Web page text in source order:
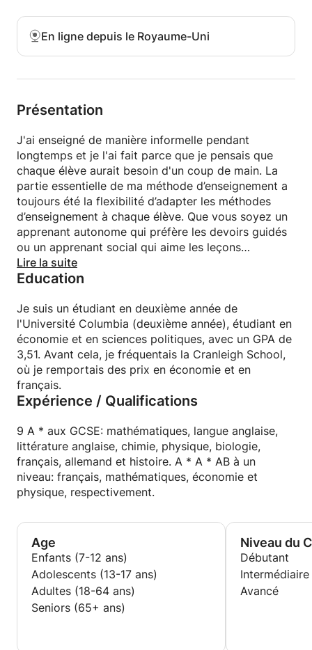
En ligne depuis le Royaume-Uni
Présentation
J'ai enseigné de manière informelle pendant
longtemps et je l'ai fait parce que je pensais que
chaque élève aurait besoin d'un coup de main. La
partie essentielle de ma méthode d’enseignement a
toujours été la flexibilité d’adapter les méthodes
d’enseignement à chaque élève. Que vous soyez un
apprenant autonome qui préfère les devoirs guidés
ou un apprenant social qui aime les leçons
interactives, je pourrai vous aider. Un séjour sans
faille
Lire la suite
Education
Je suis un étudiant en deuxième année de
l'Université Columbia (deuxième année), étudiant en
économie et en sciences politiques, avec un GPA de
3,51. Avant cela, je fréquentais la Cranleigh School,
où je remportais des prix en économie et en
français.
Expérience / Qualifications
9 A * aux GCSE: mathématiques, langue anglaise,
littérature anglaise, chimie, physique, biologie,
français, allemand et histoire. A * A * AB à un
niveau: français, mathématiques, économie et
physique, respectivement.
Age
Enfants (7-12 ans)
Adolescents (13-17 ans)
Adultes (18-64 ans)
Seniors (65+ ans)
Niveau du
Débutant
Intermédiaire
Avancé